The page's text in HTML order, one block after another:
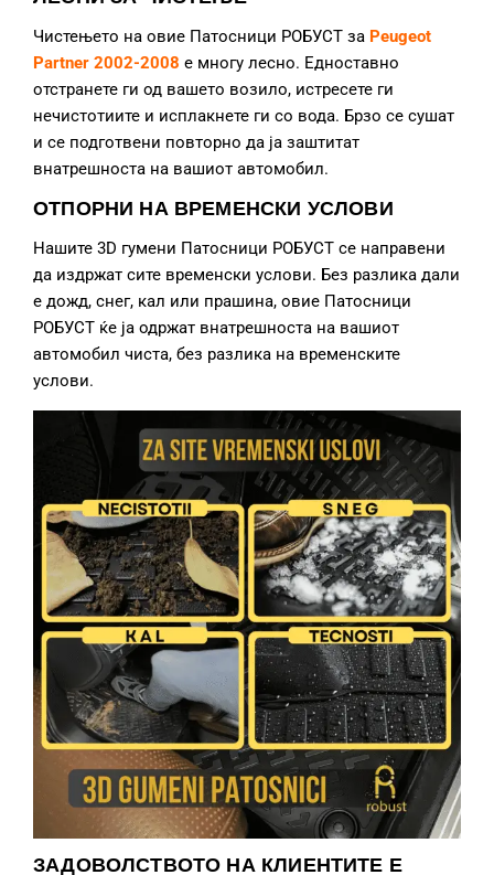
Чистењето на овие Патосници РОБУСТ за Peugeot
Partner 2002-2008 е многу лесно. Едноставно
отстранете ги од вашето возило, истресете ги
нечистотиите и исплакнете ги со вода. Брзо се сушат
и се подготвени повторно да ја заштитат
внатрешноста на вашиот автомобил.
ОТПОРНИ НА ВРЕМЕНСКИ УСЛОВИ
Нашите 3D гумени Патосници РОБУСТ се направени
да издржат сите временски услови. Без разлика дали
е дожд, снег, кал или прашина, овие Патосници
РОБУСТ ќе ја одржат внатрешноста на вашиот
автомобил чиста, без разлика на временските
услови.
ЗАДОВОЛСТВОТО НА КЛИЕНТИТЕ Е